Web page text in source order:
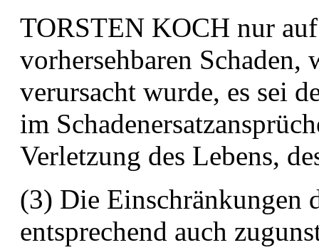
TORSTEN KOCH nur
vorhersehbaren Schaden,
verursacht wurde, es sei
im
Verletzung des Lebens,
(3) Die Einschränkungen
entsprechend auch